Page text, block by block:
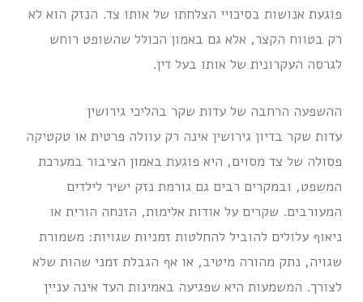
פוגעת אנושות בסיכויי הצלחתו של אותו צד. הנזק הוא לא
רק בטווח הקצר, אלא גם באמון הכולל שהשופט רוחש
לגרסה העקרונית של אותו בעל דין.
ההשפעה הרחבה של עדות שקר בהליכי גירושין
עדות שקר בדיון גירושין אינה רק עוולה פרטית או טקטיקה
פסולה של צד מסוים, היא פוגעת באמון הציבור במערכת
המשפט, ובמקרים רבים גם גורמת נזק ישיר לילדים
המעורבים. שקרים על אודות אלימות, הזנחה הורית או
ניאוף עלולים להוביל להחלטות זמניות שגויות: משמורת
שגויה, נתק מהורה מיטיב, או אף הגבלת זמני שהות שלא
לצורך. המשמעות היא שפגיעה באמינות העד אינה עניין